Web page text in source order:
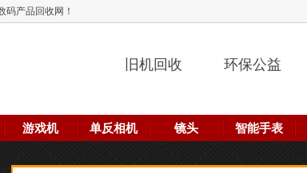
码产品回收网！
旧机回收 环保公益
游戏机 单反相机 镜头 智能手表